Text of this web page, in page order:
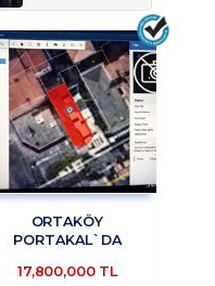
ORTAKÖY
PORTAKAL`DA
KOMPLE BINADA 4/1
17,800,000 TL